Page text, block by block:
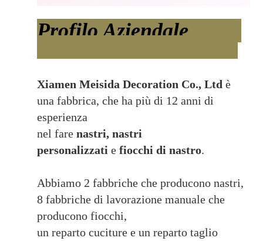
Profilo Aziendale
Xiamen Meisida Decoration Co., Ltd è
una fabbrica, che ha più di 12 anni di
esperienza
nel fare nastri, nastri
personalizzati e fiocchi di nastro.
Abbiamo 2 fabbriche che producono nastri,
8 fabbriche di lavorazione manuale che
producono fiocchi,
un reparto cuciture e un reparto taglio